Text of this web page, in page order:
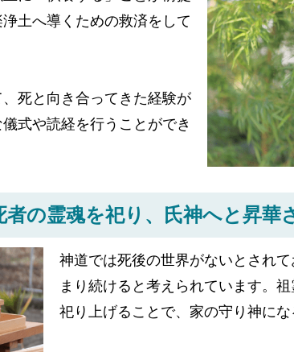
土へ導くための救済をして
死と向き合ってきた経験が
式や読経を行うことができ
の霊魂を祀り、 氏神へと昇華
神道では死後の世界がないとされ
まり続けると考えられています。
祀り上げることで、家の守り神にな